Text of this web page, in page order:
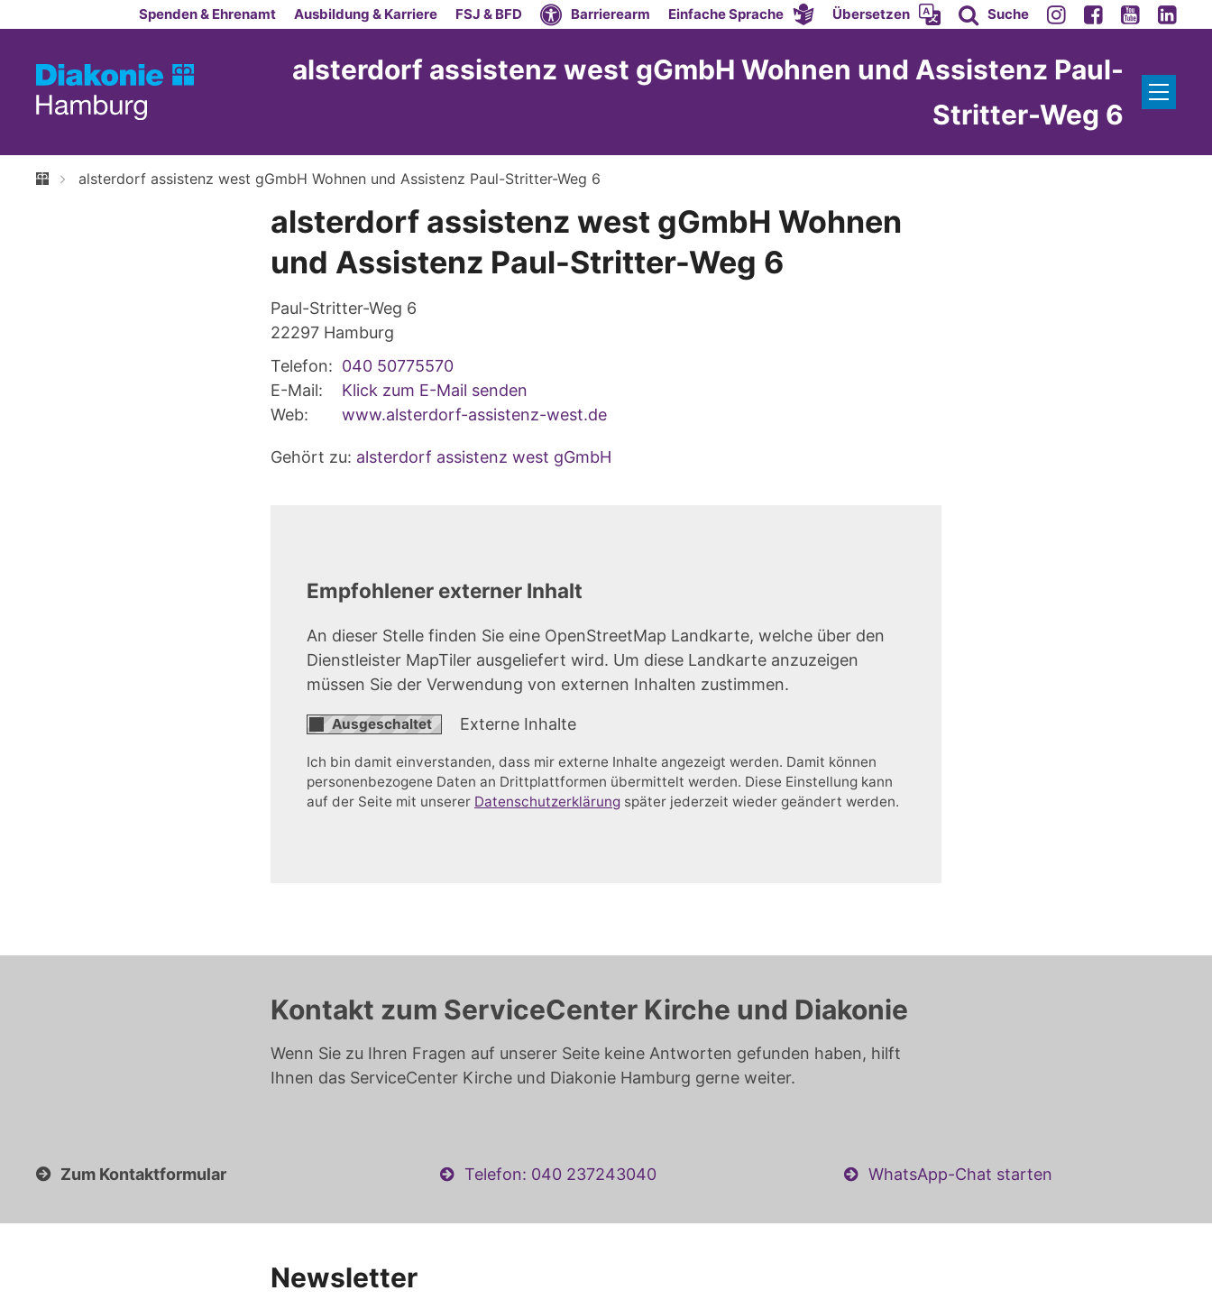
Zum Inhalt springenSpenden & Ehrenamt Ausbildung & Karriere FSJ & BFD Barrierearm Einfache Sprache Übersetzen Suche
alsterdorf assistenz west gGmbH Wohnen und Assistenz Paul-
Stritter-Weg 6
alsterdorf assistenz west gGmbH Wohnen und Assistenz Paul-Stritter-Weg 6
alsterdorf assistenz west gGmbH Wohnen
und Assistenz Paul-Stritter-Weg 6
Paul-Stritter-Weg 6
22297 Hamburg
Telefon: 040 50775570
E-Mail:
Klick zum E-Mail senden
Web:
www.alsterdorf-assistenz-west.de
Gehört zu: alsterdorf assistenz west gGmbH
Empfohlener externer Inhalt
An dieser Stelle finden Sie eine OpenStreetMap Landkarte, welche über den
Dienstleister MapTiler ausgeliefert wird. Um diese Landkarte anzuzeigen
müssen Sie der Verwendung von externen Inhalten zustimmen.
Externe Inhalte
Ich bin damit einverstanden, dass mir externe Inhalte angezeigt werden. Damit können
personenbezogene Daten an Drittplattformen übermittelt werden. Diese Einstellung kann
auf der Seite mit unserer Datenschutzerklärung später jederzeit wieder geändert werden.
Kontakt zum ServiceCenter Kirche und Diakonie
Wenn Sie zu Ihren Fragen auf unserer Seite keine Antworten gefunden haben, hilft
Ihnen das ServiceCenter Kirche und Diakonie Hamburg gerne weiter.
Zum Kontaktformular Telefon: 040 237243040 WhatsApp-Chat starten
Newsletter